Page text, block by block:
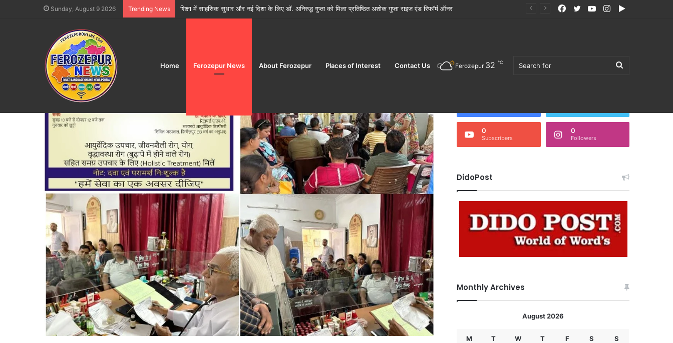
Sunday, August 9 2026 Trending News फिरोजपुर में त्योहारों के मौसम में फूड सेफ्टी विंग ने जांच बढ़ाई
Google
Instagram
YouTube
Twitter
Facebook
Home Ferozepur News About Ferozepur Places of Interest Contact Us Search
Ferozepur 32 ℃
Follow Us
0
Subscribers
0
Followers
DidoPost
Monthly Archives
August 2026
M T W T F S S